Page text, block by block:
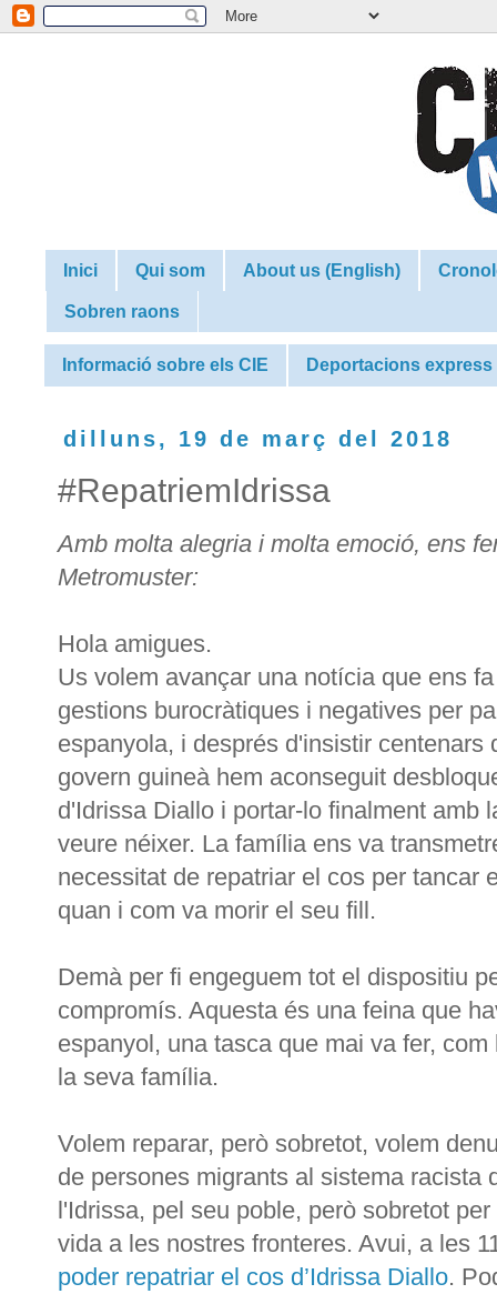
Inici Qui som About us (English)
Sobren raons
Informació sobre els CIE Deportacions express
dilluns, 19 de març del 2018
#RepatriemIdrissa
Amb molta alegria i molta emoció, ens
Metromuster:
Hola amigues.
Us volem avançar una notícia que ens
gestions burocràtiques i negatives per
espanyola, i després d'insistir
govern guineà hem aconseguit
d'Idrissa Diallo i portar-lo finalment amb
veure néixer. La família ens va
necessitat de repatriar el cos per tancar
quan i com va morir el seu fill.
Demà per fi engeguem tot el dispositiu
compromís. Aquesta és una feina que
espanyol, una tasca que mai va fer,
la seva família.
Volem reparar, però sobretot, volem
de persones migrants al sistema racista
l'Idrissa, pel seu poble, però sobretot
vida a les nostres fronteres. Avui, a les
poder repatriar el cos d’Idrissa Diallo.